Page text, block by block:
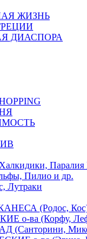
ЖИЗНЬ
ДИАСПОРА
Паралия
Пилио и др.
Лутраки
(Родос,
о-ва (Корфу,
(Санторини,